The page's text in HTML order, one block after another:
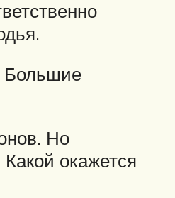
Большие
Но
окажется